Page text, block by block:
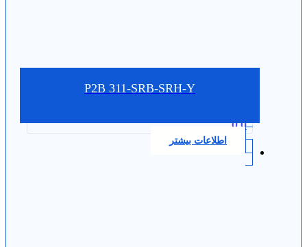
P2B 311-SRB-SRH-Y
0.0
اطلاعات بیشتر